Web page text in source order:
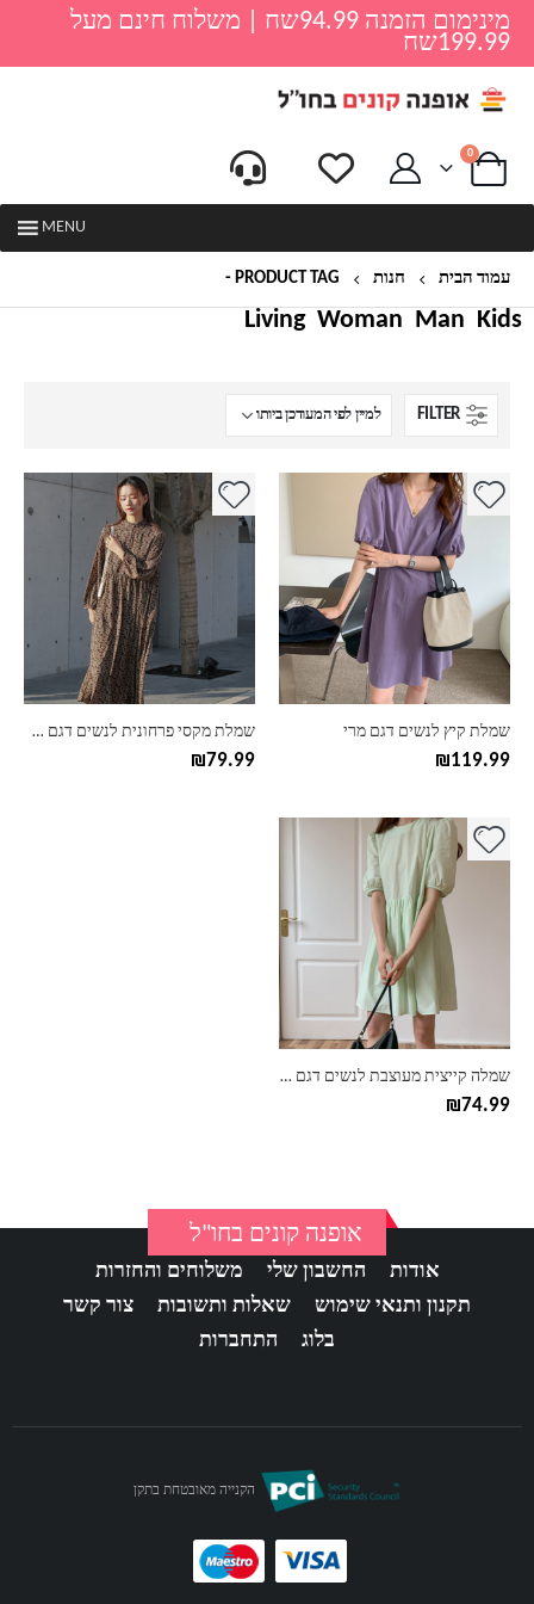
מינימום הזמנה 94.99שח | משלוח חינם מעל
199.99שח
0
MENU
עמוד הבית חנות PRODUCT TAG -
Kids
Man
Woman
Living
FILTER
שמלת קיץ לנשים דגם מרי
₪119.99
למוצר
סוגים.
ניתן
לבחור
את
האפשרויות
בעמוד
שמלת מקסי פרחונית לנשים דגם קרוליין
₪79.99
למוצר
יש
ניתן
לבחור
את
האפשרויות
בעמוד
שמלה קייצית מעוצבת לנשים דגם דולי
₪74.99
למוצר
האפשרויות
בעמוד
אופנה קונים בחו"ל
אודות החשבון שלי
משלוחים והחזרות
תקנון ותנאי שימוש
שאלות ותשובות
צור קשר
בלוג
התחברות
הקנייה מאובטחת בתקן